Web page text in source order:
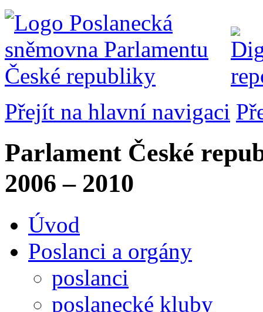
Přejít na hlavní navigaci
Parlament České
2006 – 2010
Úvod
Poslanci a orgány
poslanci
poslanecké kluby